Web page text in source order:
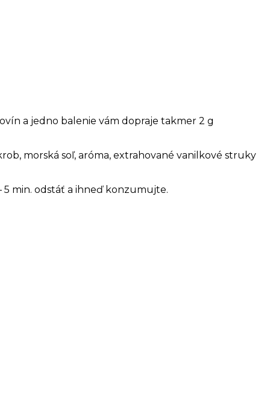
a jedno balenie vám dopraje takmer 2 g
morská soľ, aróma, extrahované vanilkové struky
5 min. odstáť a ihneď konzumujte.